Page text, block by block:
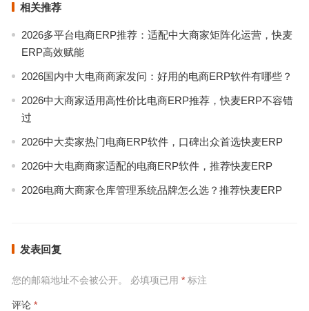
相关推荐
2026多平台电商ERP推荐：适配中大商家矩阵化运营，快麦
ERP高效赋能
2026国内中大电商商家发问：好用的电商ERP软件有哪些？
2026中大商家适用高性价比电商ERP推荐，快麦ERP不容错
过
2026中大卖家热门电商ERP软件，口碑出众首选快麦ERP
2026中大电商商家适配的电商ERP软件，推荐快麦ERP
2026电商大商家仓库管理系统品牌怎么选？推荐快麦ERP
发表回复
您的邮箱地址不会被公开。 必填项已用 *标注
评论 *